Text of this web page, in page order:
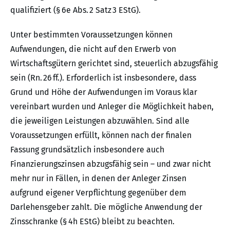
qualifiziert (§ 6e Abs. 2 Satz 3 EStG).
Unter bestimmten Voraussetzungen können
Aufwendungen, die nicht auf den Erwerb von
Wirtschaftsgütern gerichtet sind, steuerlich abzugsfähig
sein (Rn. 26 ff.). Erforderlich ist insbesondere, dass
Grund und Höhe der Aufwendungen im Voraus klar
vereinbart wurden und Anleger die Möglichkeit haben,
die jeweiligen Leistungen abzuwählen. Sind alle
Voraussetzungen erfüllt, können nach der finalen
Fassung grundsätzlich insbesondere auch
Finanzierungszinsen abzugsfähig sein – und zwar nicht
mehr nur in Fällen, in denen der Anleger Zinsen
aufgrund eigener Verpflichtung gegenüber dem
Darlehensgeber zahlt. Die mögliche Anwendung der
Zinsschranke (§ 4h EStG) bleibt zu beachten.